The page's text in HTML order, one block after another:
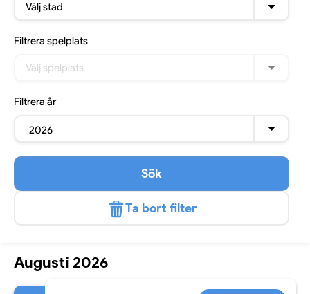
Välj stad
Filtrera spelplats
Välj spelplats
Filtrera år
2026
Sök
Ta bort filter
Augusti 2026